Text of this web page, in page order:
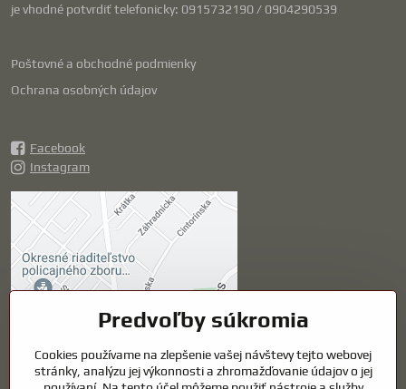
je vhodné potvrdiť telefonicky: 0915732190 / 0904290539
Poštovné a obchodné podmienky
Ochrana osobných údajov
Facebook
Instagram
Externý obsah je
blokovaný Voľbami
súkromia
Prajete si načítať externý obsah?
Povoliť tentokrát
Predvoľby súkromia
Cookies používame na zlepšenie vašej návštevy tejto webovej
stránky, analýzu jej výkonnosti a zhromažďovanie údajov o jej